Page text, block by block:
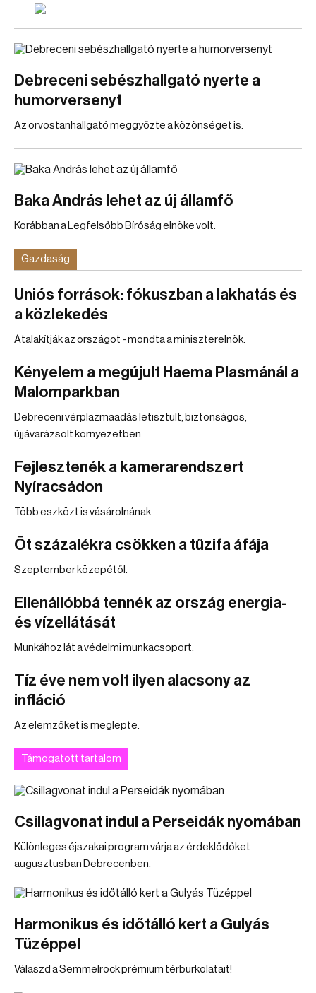
Debreceni sebészhallgató nyerte a
humorversenyt
Az orvostanhallgató meggyőzte a közönséget is.
Baka András lehet az új államfő
Korábban a Legfelsőbb Bíróság elnöke volt.
Gazdaság
Uniós források: fókuszban a lakhatás és
a közlekedés
Átalakítják az országot - mondta a miniszterelnök.
Kényelem a megújult Haema Plasmánál a
Malomparkban
Debreceni vérplazmaadás letisztult, biztonságos,
újjávarázsolt környezetben.
Fejlesztenék a kamerarendszert
Nyíracsádon
Több eszközt is vásárolnának.
Öt százalékra csökken a tűzifa áfája
Szeptember közepétől.
Ellenállóbbá tennék az ország energia-
és vízellátását
Munkához lát a védelmi munkacsoport.
Tíz éve nem volt ilyen alacsony az
infláció
Az elemzőket is meglepte.
Támogatott tartalom
Csillagvonat indul a Perseidák nyomában
Különleges éjszakai program várja az érdeklődőket
augusztusban Debrecenben.
Harmonikus és időtálló kert a Gulyás
Tüzéppel
Válaszd a Semmelrock prémium térburkolatait!